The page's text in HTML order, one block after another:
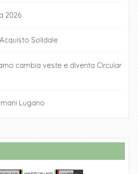
2026
Solidale
cambia veste e diventa Circular
Lugano